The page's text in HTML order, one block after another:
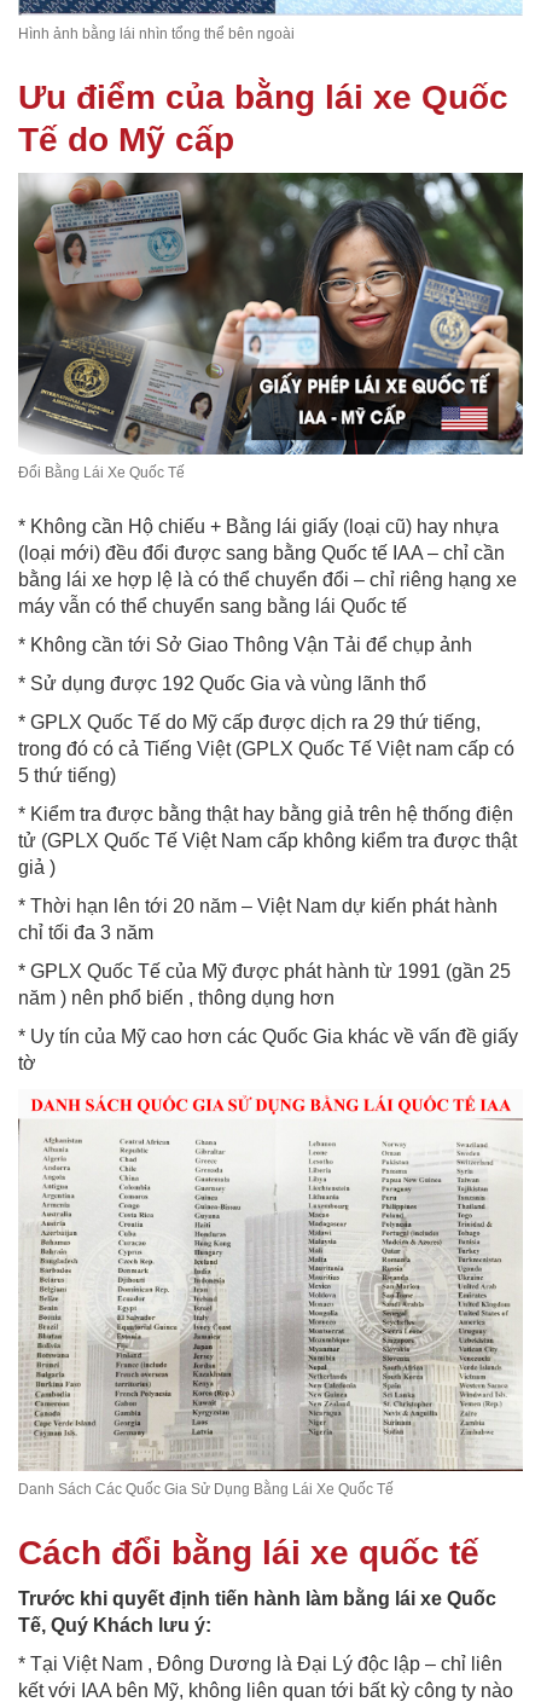
Hình ảnh bằng lái nhìn tổng thể bên ngoài
Ưu điểm của bằng lái xe Quốc
Tế do Mỹ cấp
Đổi Bằng Lái Xe Quốc Tế
* Không cần Hộ chiếu + Bằng lái giấy (loại cũ) hay nhựa
(loại mới) đều đổi được sang bằng Quốc tế IAA – chỉ cần
bằng lái xe hợp lệ là có thể chuyển đổi – chỉ riêng hạng xe
máy vẫn có thể chuyển sang bằng lái Quốc tế
* Không cần tới Sở Giao Thông Vận Tải để chụp ảnh
* Sử dụng được 192 Quốc Gia và vùng lãnh thổ
* GPLX Quốc Tế do Mỹ cấp được dịch ra 29 thứ tiếng,
trong đó có cả Tiếng Việt (GPLX Quốc Tế Việt nam cấp có
5 thứ tiếng)
* Kiểm tra được bằng thật hay bằng giả trên hệ thống điện
tử (GPLX Quốc Tế Việt Nam cấp không kiểm tra được thật
giả )
* Thời hạn lên tới 20 năm – Việt Nam dự kiến phát hành
chỉ tối đa 3 năm
* GPLX Quốc Tế của Mỹ được phát hành từ 1991 (gần 25
năm ) nên phổ biến , thông dụng hơn
* Uy tín của Mỹ cao hơn các Quốc Gia khác về vấn đề giấy
tờ
Danh Sách Các Quốc Gia Sử Dụng Bằng Lái Xe Quốc Tế
Cách đổi bằng lái xe quốc tế
Trước khi quyết định tiến hành làm bằng lái xe Quốc
Tế, Quý Khách lưu ý:
* Tại Việt Nam , Đông Dương là Đại Lý độc lập – chỉ liên
kết với IAA bên Mỹ, không liên quan tới bất kỳ công ty nào